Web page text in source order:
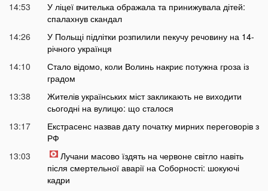
14:53
У ліцеї вчителька ображала та принижувала дітей:
спалахнув скандал
14:26
У Польщі підлітки розпилили пекучу речовину на 14-
річного українця
14:10
Стало відомо, коли Волинь накриє потужна гроза із
градом
13:38
Жителів українських міст закликають не виходити
сьогодні на вулицю: що сталося
13:17
Екстрасенс назвав дату початку мирних переговорів з
РФ
13:03
Лучани масово їздять на червоне світло навіть
після смертельної аварії на Соборності: шокуючі
кадри